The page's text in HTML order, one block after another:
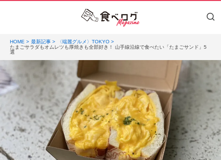
HOME 最新記事
〈端麗グルメ〉TOKYO
たまごサラダもオムレツも厚焼きも全部好き！ 山手線沿線で食べたい「たまごサンド」5
選